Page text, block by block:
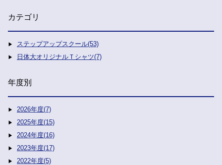
カテゴリ
ステップアップスクール(53)
日体大オリジナルＴシャツ(7)
年度別
2026年度(7)
2025年度(15)
2024年度(16)
2023年度(17)
2022年度(5)